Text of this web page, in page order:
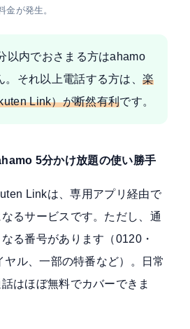
金が発生。
以内でおさまる方はahamo
。それ以上電話する方は、楽
Link）が断然有利です。
5分かけ放題の使い勝手
Linkは、専用アプリ経由で
なるサービスです。ただし、通
る番号があります（0120・
ル、一部の特番など）。日常
はほぼ無料でカバーできま